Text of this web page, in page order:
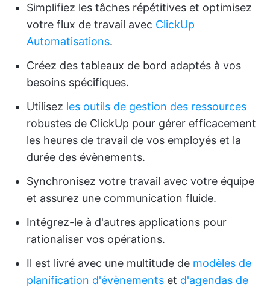
Simplifiez les tâches répétitives et optimisez
votre flux de travail avec ClickUp
Automatisations.
Créez des tableaux de bord adaptés à vos
besoins spécifiques.
Utilisez les outils de gestion des ressources
robustes de ClickUp pour gérer efficacement
les heures de travail de vos employés et la
durée des évènements.
Synchronisez votre travail avec votre équipe
et assurez une communication fluide.
Intégrez-le à d'autres applications pour
rationaliser vos opérations.
Il est livré avec une multitude de modèles de
planification d'évènements et d'agendas de